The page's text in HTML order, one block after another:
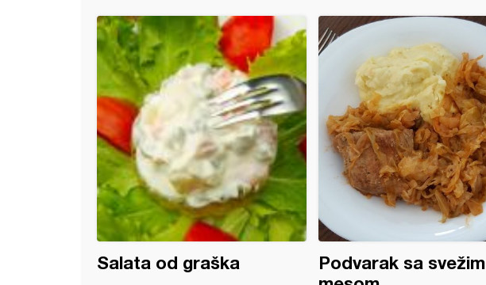
Salata od graška
Podvarak sa svežim
pica za mladim lukom